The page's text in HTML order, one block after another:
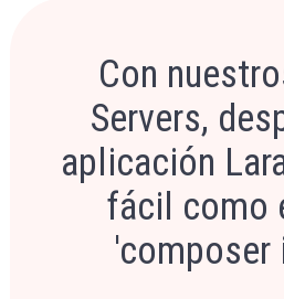
Con
Servers,
aplicación
fácil como